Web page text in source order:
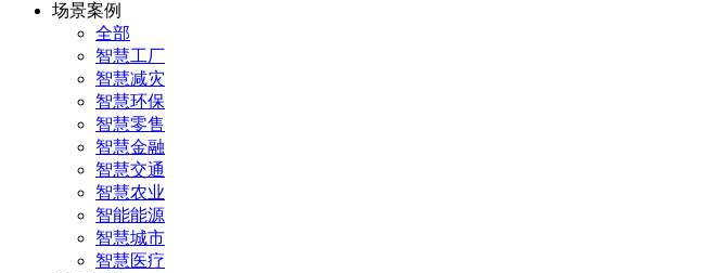
场景案例
全部
智慧工厂
智慧减灾
智慧环保
智慧零售
智慧金融
智慧交通
智慧农业
智能能源
智慧城市
智慧医疗